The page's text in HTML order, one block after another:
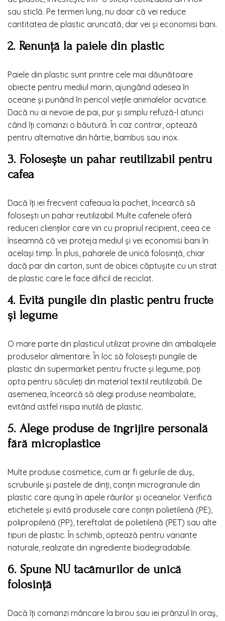
sau sticlă. Pe termen lung, nu doar că vei reduce
cantitatea de plastic aruncată, dar vei și economisi bani.
2. Renunță la paiele din plastic
Paiele din plastic sunt printre cele mai dăunătoare
obiecte pentru mediul marin, ajungând adesea în
oceane și punând în pericol viețile animalelor acvatice.
Dacă nu ai nevoie de pai, pur și simplu refuză-l atunci
când îți comanzi o băutură. În caz contrar, optează
pentru alternative din hârtie, bambus sau inox.
3. Folosește un pahar reutilizabil pentru
cafea
Dacă îți iei frecvent cafeaua la pachet, încearcă să
folosești un pahar reutilizabil. Multe cafenele oferă
reduceri clienților care vin cu propriul recipient, ceea ce
înseamnă că vei proteja mediul și vei economisi bani în
același timp. În plus, paharele de unică folosință, chiar
dacă par din carton, sunt de obicei căptușite cu un strat
de plastic care le face dificil de reciclat.
4. Evită pungile din plastic pentru fructe
și legume
O mare parte din plasticul utilizat provine din ambalajele
produselor alimentare. În loc să folosești pungile de
plastic din supermarket pentru fructe și legume, poți
opta pentru săculeți din material textil reutilizabili. De
asemenea, încearcă să alegi produse neambalate,
evitând astfel risipa inutilă de plastic.
5. Alege produse de îngrijire personală
fără microplastice
Multe produse cosmetice, cum ar fi gelurile de duș,
scruburile și pastele de dinți, conțin microgranule din
plastic care ajung în apele râurilor și oceanelor. Verifică
etichetele și evită produsele care conțin polietilenă (PE),
polipropilenă (PP), tereftalat de polietilenă (PET) sau alte
tipuri de plastic. În schimb, optează pentru variante
naturale, realizate din ingrediente biodegradabile.
6. Spune NU tacâmurilor de unică
folosință
Dacă îți comanzi mâncare la birou sau iei prânzul în oraș,